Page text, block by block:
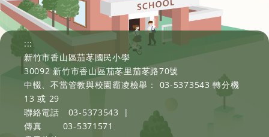
:::
新竹市香山區茄苳國民小學
30092 新竹市香山區茄苳里茄苳路70號
中輟、不當管教與校園霸凌檢舉： 03-5373543 轉分機
13 或 29
聯絡電話
03-5373543
|
傳真
03-5371571